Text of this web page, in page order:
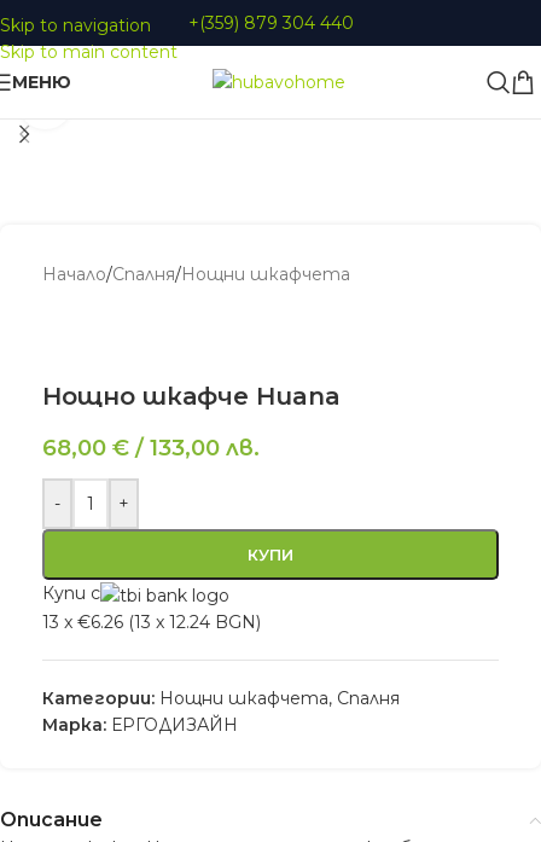
Skip to navigation
Skip to main content
+(359) 879 304 440
МЕНЮ
Начало/Спалня/Нощни шкафчета
Нощно шкафче Huana
68,00 € /133,00 лв.
- +
КУПИ
Купи с
13 x €6.26 (13 x 12.24 BGN)
Категории: Нощни шкафчета, Спалня
Марка: ЕРГОДИЗАЙН
Описание